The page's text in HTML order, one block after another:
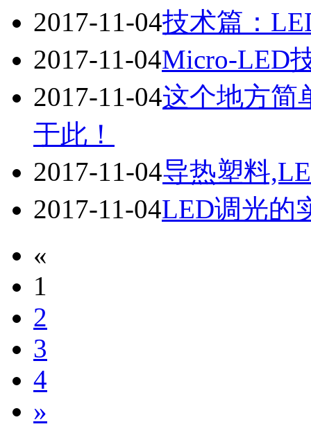
2017-11-04技术篇：
2017-11-04Micro-LED
2017-11-04这个地方简
于此！
2017-11-04导热塑料
2017-11-04LED调光的
«
1
2
3
4
»